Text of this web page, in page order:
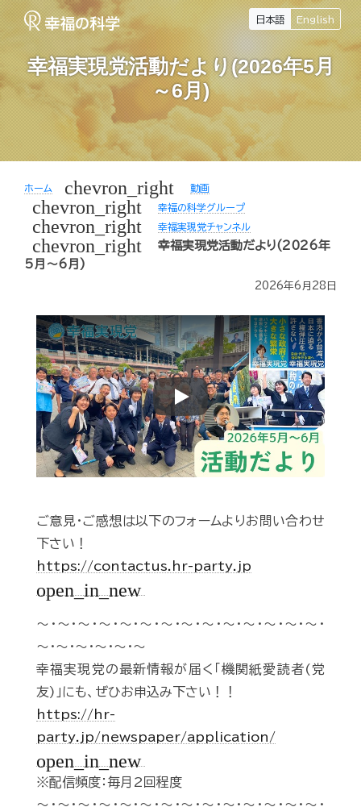
日本語 English
幸福実現党活動だより(2026年5月
～6月)
ホーム chevron_right 動画
chevron_right 幸福の科学グループ
chevron_right 幸福実現党チャンネル
chevron_right
幸福実現党活動だより(2026年
5月～6月)
2026年6月28日
Play
ご意見・ご感想は以下のフォームよりお問い合わせ
下さい！
https://contactus.hr-party.jp
open_in_new
～・～・～・～・～・～・～・～・～・～・～・～・～・～・
～・～・～・～・～・～
幸福実現党の最新情報が届く「機関紙愛読者(党
友)」にも、ぜひお申込み下さい！！
https://hr-
party.jp/newspaper/application/
open_in_new
※配信頻度：毎月2回程度